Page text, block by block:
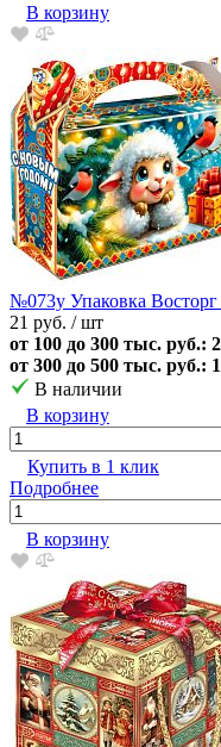
В корзину
№073у Упаковка Восторг
21 руб. / шт
от 100 до 300 тыс. руб.:
от 300 до 500 тыс. руб.:
В наличии
В корзину
Купить в 1 клик
Подробнее
В корзину